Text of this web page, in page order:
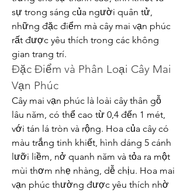
sự trong sáng của người quân tử,
những đặc điểm mà cây mai vạn phúc
rất được yêu thích trong các không
gian trang trí.
Đặc Điểm và Phân Loại Cây Mai
Vạn Phúc
Cây mai vạn phúc là loài cây thân gỗ
lâu năm, có thể cao từ 0,4 đến 1 mét,
với tán lá tròn và rộng. Hoa của cây có
màu trắng tinh khiết, hình dáng 5 cánh
lưỡi liềm, nở quanh năm và tỏa ra một
mùi thơm nhẹ nhàng, dễ chịu. Hoa mai
vạn phúc thường được yêu thích nhờ